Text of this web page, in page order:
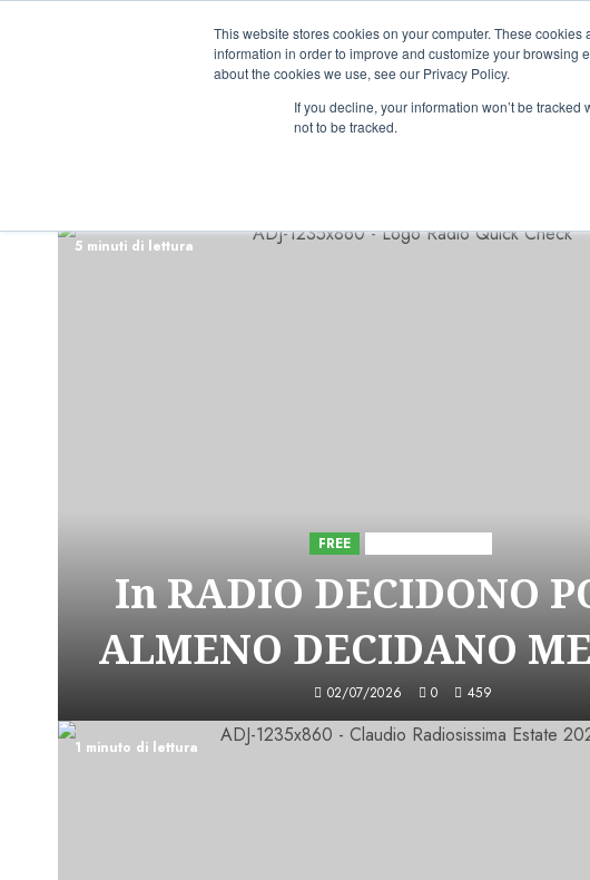
This website stores cookies on your computer. These
information in order to improve and customize your browsing
about the cookies we use, see our Privacy Policy.
If you decline, your information won’t be
not to be tracked.
08:27:43
5 minuti di lettura
FREE
In RADIO DECIDONO
ALMENO DECIDANO
02/07/2026 0 459
1 minuto di lettura